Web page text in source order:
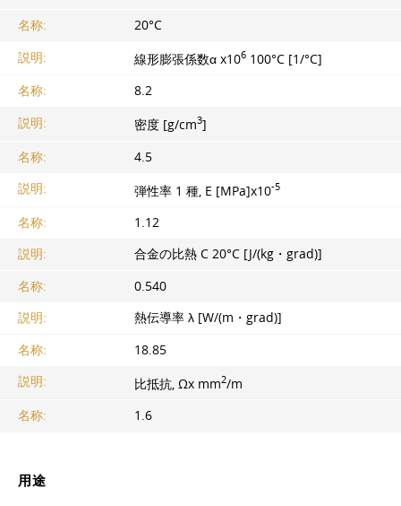
名称:
20°C
説明:
線形膨張係数α x106 100°C [1/°C]
名称:
8.2
説明:
密度 [g/cm3]
名称:
4.5
説明:
弾性率 1 種, E [MPa]x10-5
名称:
1.12
説明:
合金の比熱 C 20°C [J/(kg・grad)]
名称:
0.540
説明:
熱伝導率 λ [W/(m・grad)]
名称:
18.85
説明:
比抵抗, Ωx mm2/m
名称:
1.6
用途